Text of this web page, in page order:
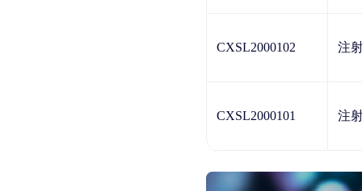
CXSL2000102 注
CXSL2000101 注